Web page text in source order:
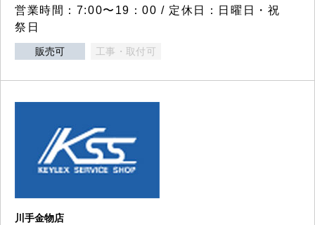
営業時間：7:00〜19：00 / 定休日：日曜日・祝
祭日
販売可 工事・取付可
川手金物店